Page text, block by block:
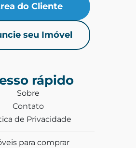
do Cliente
seu Imóvel
rápido
Sobre
Contato
de Privacidade
para comprar